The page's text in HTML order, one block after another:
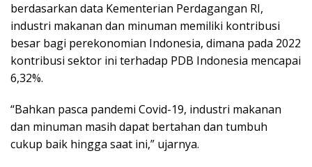
berdasarkan data Kementerian Perdagangan RI,
industri makanan dan minuman memiliki kontribusi
besar bagi perekonomian Indonesia, dimana pada 2022
kontribusi sektor ini terhadap PDB Indonesia mencapai
6,32%.
“Bahkan pasca pandemi Covid-19, industri makanan
dan minuman masih dapat bertahan dan tumbuh
cukup baik hingga saat ini,” ujarnya.